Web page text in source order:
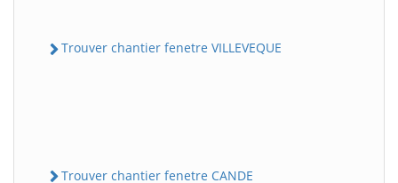
Trouver chantier fenetre VILLEVEQUE
Trouver chantier fenetre CANDE